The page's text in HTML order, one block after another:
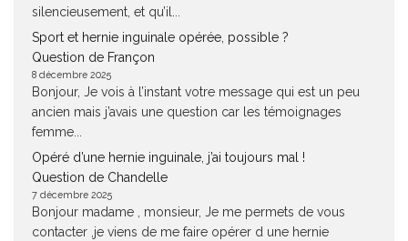
silencieusement, et qu’il...
Sport et hernie inguinale opérée, possible ?
Question de Françon
8 décembre 2025
Bonjour, Je vois à l’instant votre message qui est un peu
ancien mais j’avais une question car les témoignages
femme...
Opéré d’une hernie inguinale, j’ai toujours mal !
Question de Chandelle
7 décembre 2025
Bonjour madame , monsieur, Je me permets de vous
contacter ,je viens de me faire opérer d une hernie